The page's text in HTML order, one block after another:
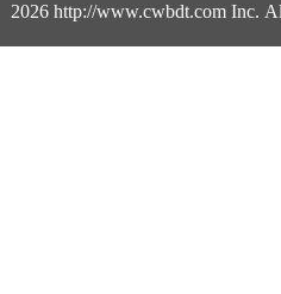
2026 http://www.cwbdt.com Inc.